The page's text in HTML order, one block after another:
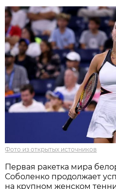
Фото из открытых источников
Первая ракетка мира
Соболенко продолжает
на крупном женском